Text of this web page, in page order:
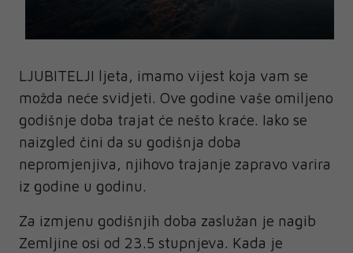
LJUBITELJI ljeta, imamo vijest koja vam se
možda neće svidjeti. Ove godine vaše omiljeno
godišnje doba trajat će nešto kraće. Iako se
naizgled čini da su godišnja doba
nepromjenjiva, njihovo trajanje zapravo varira
iz godine u godinu.
Za izmjenu godišnjih doba zaslužan je nagib
Zemljine osi od 23.5 stupnjeva. Kada je